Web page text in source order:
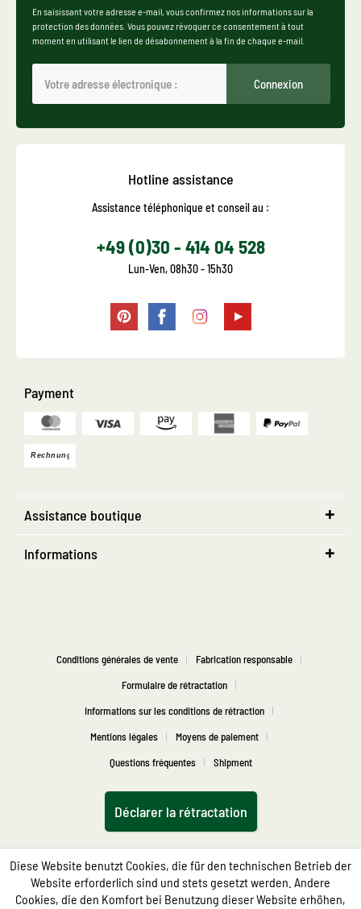
En saisissant votre adresse e-mail, vous confirmez nos informations sur la
protection des données. Vous pouvez révoquer ce consentement à tout
moment en utilisant le lien de désabonnement à la fin de chaque e-mail.
Connexion
Hotline assistance
Assistance téléphonique et conseil au :
+49 (0)30 - 414 04 528
Lun-Ven, 08h30 - 15h30
Payment
Assistance boutique
Informations
Conditions générales de vente
Fabrication responsable
Formulaire de rétractation
Informations sur les conditions de rétraction
Mentions légales
Moyens de paiement
Questions fréquentes
Shipment
Déclarer la rétractation
Diese Website benutzt Cookies, die für den technischen Betrieb der
Website erforderlich sind und stets gesetzt werden. Andere
Cookies, die den Komfort bei Benutzung dieser Website erhöhen,